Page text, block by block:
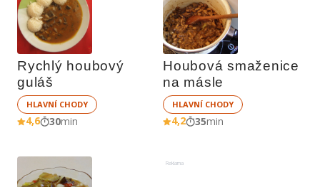
Rychlý houbový
guláš
HLAVNÍ CHODY
4,6 30min
Houbová smaženice
na másle
HLAVNÍ CHODY
4,2 35min
Reklama